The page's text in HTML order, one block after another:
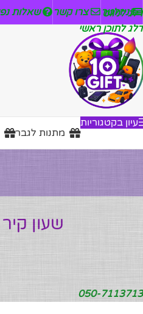
דלג לניווט
דלג לתוכן ראשי
ניזלטר צרו קשר שאלות
עיון בקטגוריות
מתנות לגבר
שעון
050-7113713